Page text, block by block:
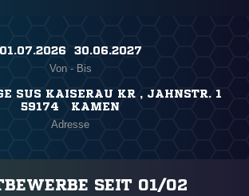
01.07.2026 ​ 30.06.2027
Von - Bis
SUS KAISERAU KR , JAHNSTR. 1
59174 KAMEN
Adresse
SEIT 01/02